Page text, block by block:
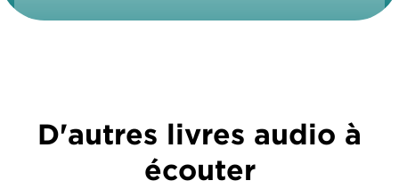
D'autres livres audio à
écouter